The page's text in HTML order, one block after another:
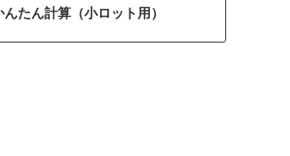
んたん計算（小ロット用）